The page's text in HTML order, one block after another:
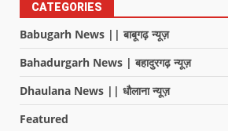
CATEGORIES
Babugarh News || बाबूगढ़ न्यूज़
Bahadurgarh News | बहादुरगढ़ न्यूज़
Dhaulana News || धौलाना न्यूज़
Featured